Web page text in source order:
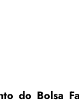
do Bolsa